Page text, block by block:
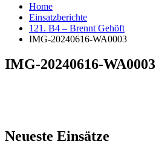
Home
Einsatzberichte
121. B4 – Brennt Gehöft
IMG-20240616-WA0003
IMG-20240616-WA0003
Neueste Einsätze